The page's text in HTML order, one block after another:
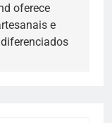
oferece
e